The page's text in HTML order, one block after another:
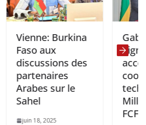
Burkina
aux
des
sur le
juin 18, 2025
Gabon –
Signature
accord de
Milliards
FCFA.